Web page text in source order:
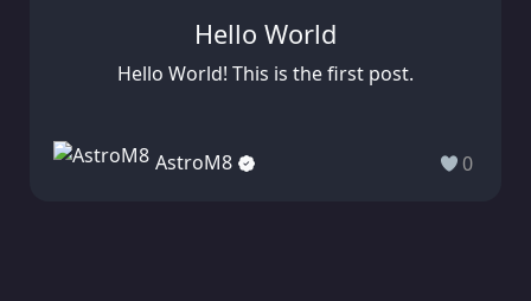
Hello World
Hello World! This is the first post.
AstroM8 0